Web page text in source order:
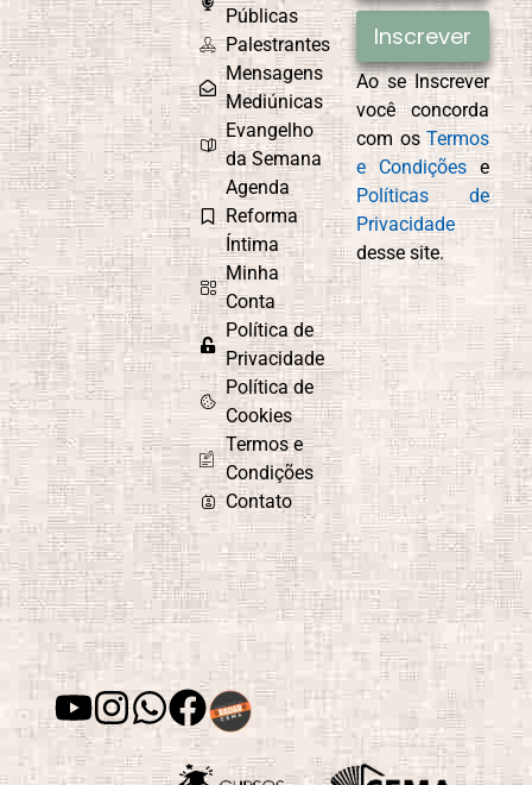
Públicas
Palestrantes
Mensagens
Mediúnicas
Evangelho
da Semana
Agenda
Reforma
Íntima
Minha
Conta
Política de
Privacidade
Política de
Cookies
Termos e
Condições
Contato
Inscrever
Ao se Inscrever
você concorda
com osTermos
e Condições e
Políticas de
Privacidade
desse site.